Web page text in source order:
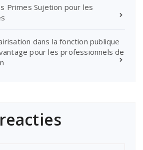
Primes Sujetion pour les
dans la fonction publique
pour les professionnels de